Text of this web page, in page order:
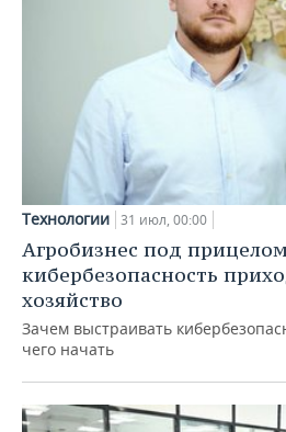
Технологии 31 июл, 00:00
Агробизнес под
кибербезопасность
хозяйство
Зачем выстраивать
чего начать